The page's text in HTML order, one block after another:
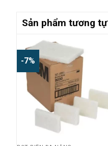
Sản phẩm tương tự
-7%